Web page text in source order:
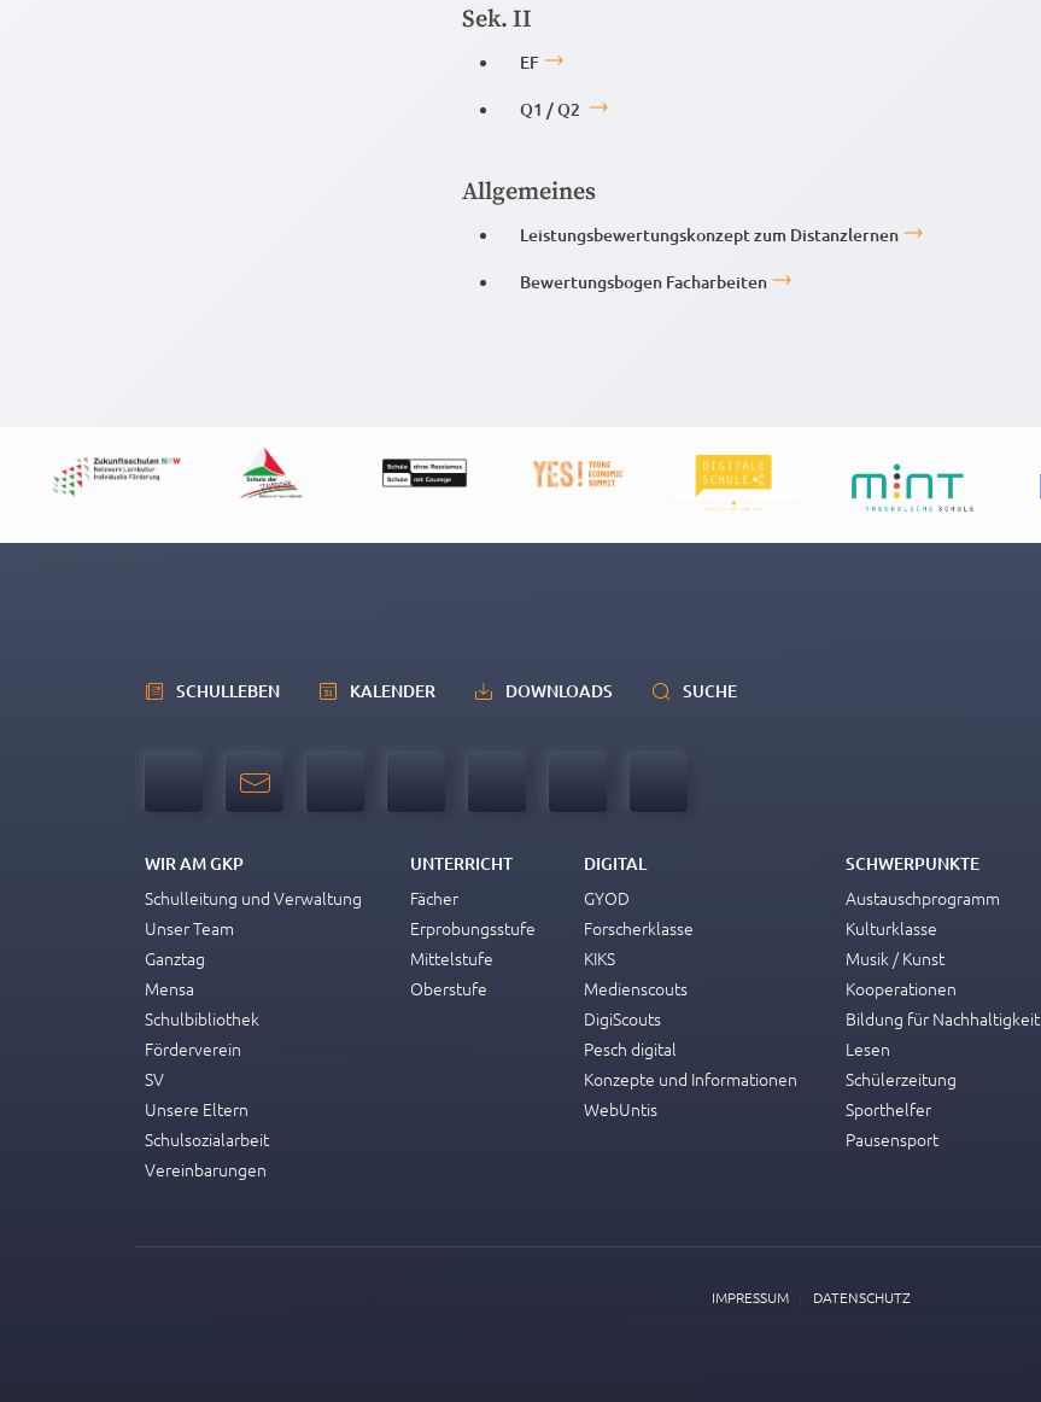
Sek. II
EF
Q1 / Q2
Allgemeines
Leistungsbewertungskonzept zum Distanzlernen
Bewertungsbogen Facharbeiten
SCHULLEBEN KALENDER DOWNLOADS SUCHE
WIR AM GKP
Schulleitung und Verwaltung
Unser Team
Ganztag
Mensa
Schulbibliothek
Förderverein
SV
Unsere Eltern
Schulsozialarbeit
Vereinbarungen
UNTERRICHT
Fächer
Erprobungsstufe
Mittelstufe
Oberstufe
DIGITAL
GYOD
Forscherklasse
KIKS
Medienscouts
DigiScouts
Pesch digital
Konzepte und Informationen
WebUntis
SCHWERPUNKTE
Austauschprogramm
Kulturklasse
Musik / Kunst
Kooperationen
Bildung für Nachhaltigkeit
Lesen
Schülerzeitung
Sporthelfer
Pausensport
IMPRESSUM DATENSCHUTZ